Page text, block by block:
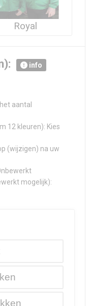
Royal
info
aantal
12 kleuren): Kies
(wijzigen) na uw
mogelijk):